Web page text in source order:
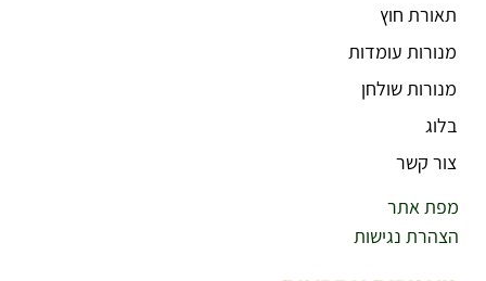
תאורת חוץ
מנורות עומדות
מנורות שולחן
בלוג
צור קשר
מפת אתר
הצהרת נגישות